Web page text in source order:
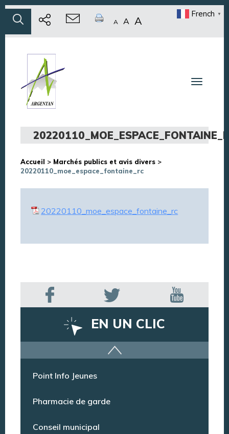
A A A
French ▼
Toggle
Accueil > Marchés publics et avis divers >
20220110_moe_espace_fontaine_rc
20220110_moe_espace_fontaine_rc
EN UN CLIC
Offres d’emploi
Point Info Jeunes
Pharmacie de garde